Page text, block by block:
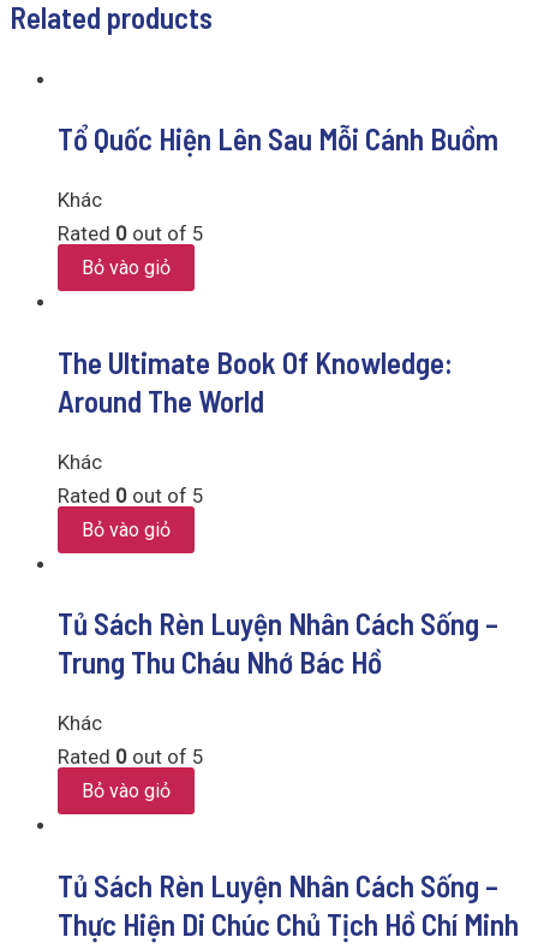
Related products
Tổ Quốc Hiện Lên Sau Mỗi Cánh Buồm
Khác
Rated 0 out of 5
Bỏ vào giỏ
The Ultimate Book Of Knowledge:
Around The World
Khác
Rated 0 out of 5
Bỏ vào giỏ
Tủ Sách Rèn Luyện Nhân Cách Sống –
Trung Thu Cháu Nhớ Bác Hồ
Khác
Rated 0 out of 5
Bỏ vào giỏ
Tủ Sách Rèn Luyện Nhân Cách Sống –
Thực Hiện Di Chúc Chủ Tịch Hồ Chí Minh